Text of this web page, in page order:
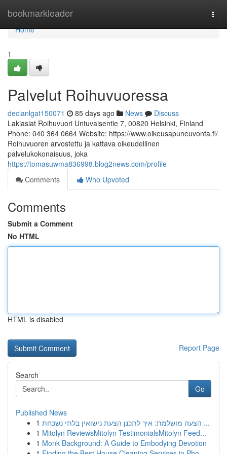
bookmarkleader
Home
Home
1
Palvelut Roihuvuoressa
declanlgat150071 85 days ago News
Discuss
Lakiasiat Roihuvuori Untuvaisentie 7, 00820 Helsinki, Finland
Phone: 040 364 0664 Website: https://www.oikeusapuneuvonta.fi/
Roihuvuoren arvostettu ja kattava oikeudellinen
palvelukokonaisuus, joka
https://tomasuwma836998.blog2news.com/profile
Comments
Who Upvoted
Comments
Submit a Comment
No HTML
HTML is disabled
Report Page
Search
Go
Published News
1
הצעה מושלמת: איך לתכנן הצעת נישואין בלתי נשכחת ...
1 Mitolyn ReviewsMitolyn TestimonialsMitolyn Feed...
1 Monk Background: A Guide to Embodying Devotion